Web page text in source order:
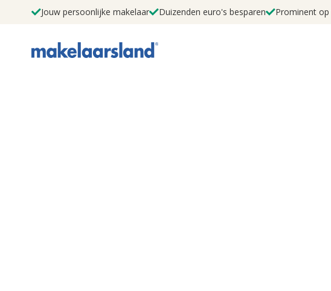
Jouw persoonlijke makelaar Duizenden euro's besparen Prominent